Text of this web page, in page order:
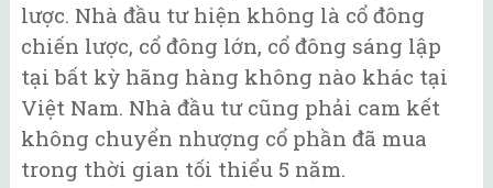
lược. Nhà đầu tư hiện không là cổ đông
chiến lược, cổ đông lớn, cổ đông sáng lập
tại bất kỳ hãng hàng không nào khác tại
Việt Nam. Nhà đầu tư cũng phải cam kết
không chuyển nhượng cổ phần đã mua
trong thời gian tối thiểu 5 năm.